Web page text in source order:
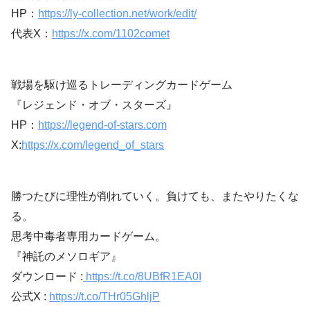
HP： https://ly-collection.net/work/edit/
代表X： https://x.com/1102comet
戦場を駆け巡るトレーディングカードゲーム
『レジェンド・オブ・スターズ』
HP： https://legend-of-stars.com
X:https://x.com/legend_of_stars
勝つたびに理性が削れていく。負けても、またやりたくな
る。
思考中毒者専用カードゲーム。
『神託のメソロギア』
ダウンロード : https://t.co/8UBfR1EA0I
公式X : https://t.co/THr05GhljP